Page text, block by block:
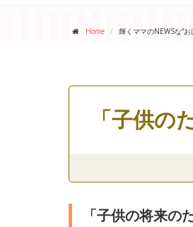
Home 輝くママのNEWSな“お
「子供の
「子供の将来の